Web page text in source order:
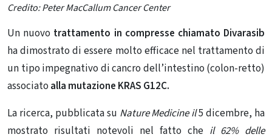
Credito: Peter MacCallum Cancer Center
Un nuovo trattamento in compresse chiamato Divarasib
ha dimostrato di essere molto efficace nel trattamento di
un tipo impegnativo di cancro dell’intestino (colon-retto)
associato alla mutazione KRAS G12C.
La ricerca, pubblicata su Nature Medicine il5 dicembre, ha
mostrato risultati notevoli nel fatto che il 62% delle